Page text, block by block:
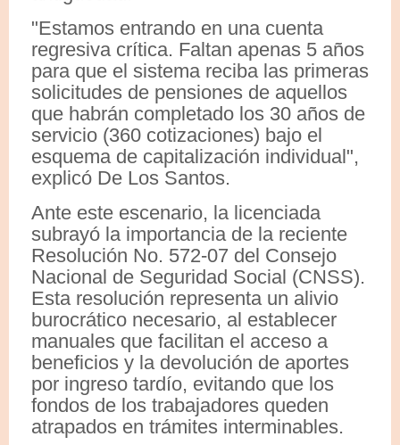
"Estamos entrando en una cuenta
regresiva crítica. Faltan apenas 5 años
para que el sistema reciba las primeras
solicitudes de pensiones de aquellos
que habrán completado los 30 años de
servicio (360 cotizaciones) bajo el
esquema de capitalización individual",
explicó De Los Santos.
Ante este escenario, la licenciada
subrayó la importancia de la reciente
Resolución No. 572-07 del Consejo
Nacional de Seguridad Social (CNSS).
Esta resolución representa un alivio
burocrático necesario, al establecer
manuales que facilitan el acceso a
beneficios y la devolución de aportes
por ingreso tardío, evitando que los
fondos de los trabajadores queden
atrapados en trámites interminables.